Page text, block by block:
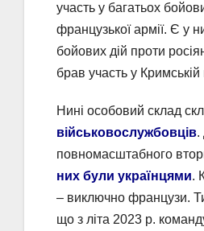
участь у багатьох
французької армії. Є у
бойових дій проти
брав участь у Кримській
Нині особовий склад
військовослужбовців.
повномасштабного
них були українцями.
– виключно французи.
що з літа 2023 р.